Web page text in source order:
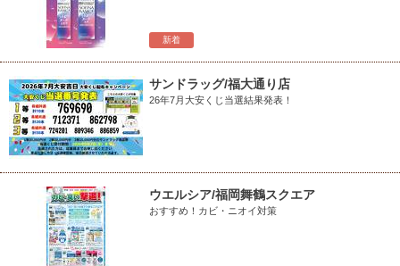
新着
サンドラッグ/福大通り店
26年7月大安くじ当選結果発表！
ウエルシア/福岡舞鶴スクエア
おすすめ！カビ・ニオイ対策